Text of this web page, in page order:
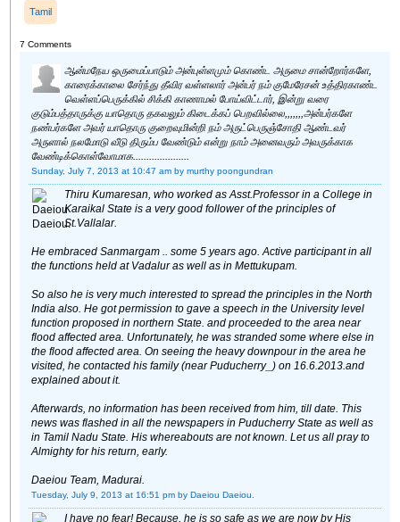
Tamil
7 Comments
ஆன்மநேய ஒருமைப்பாடும் அன்புள்ளமும் கொண்ட அருமை சான்றோர்களே,
காரைக்காலை சேர்ந்து தீவிர வள்ளலார் அன்பர் நம் குமேரேசன் உத்திரகாண்ட
வெள்ளப்பெருக்கில் சிக்கி காணாமல் போய்விட்டார், இன்று வரை
குடும்பத்தாருக்கு யாதொரு தகவலும் கிடைக்கப் பெறவில்லை,,,,,,,அன்பர்களே
நண்பர்களே அவர் யாதொரு குறைவுமின்றி நம் அருட்பெருஞ்சோதி ஆண்டவர்
அருளால் நலமோடு வீடு திரும்ப வேண்டும் என்று நாம் அனைவரும் அவருக்காக
வேண்டிக்கொள்வோமாக.....................
Sunday, July 7, 2013 at 10:47 am by murthy poongundran
Thiru Kumaresan, who worked as Asst.Professor in a College in
Karaikal State is a very good follower of the principles of
St.Vallalar.
He embraced Sanmargam .. some 5 years ago. Active participant in all
the functions held at Vadalur as well as in Mettukupam.
So also he is very much interested to spread the principles in the North
India also. He got permission to gave a speech in the University level
function proposed in northern State. and proceeded to the area near
flood affected area. Unfortunately, he was stranded some where else in
the flood affected area. On seeing the heavy downpour in the area he
visited, he contacted his family (near Puducherry_) on 16.6.2013.and
explained about it.
Afterwards, no information has been received from him, till date. This
news was flashed in all the newspapers in Puducherry State as well as
in Tamil Nadu State. His whereabouts are not known. Let us all pray to
Almighty for his return, early.
Daeiou Team, Madurai.
Tuesday, July 9, 2013 at 16:51 pm by Daeiou Daeiou.
I have no fear! Because, he is so safe as we are now by His